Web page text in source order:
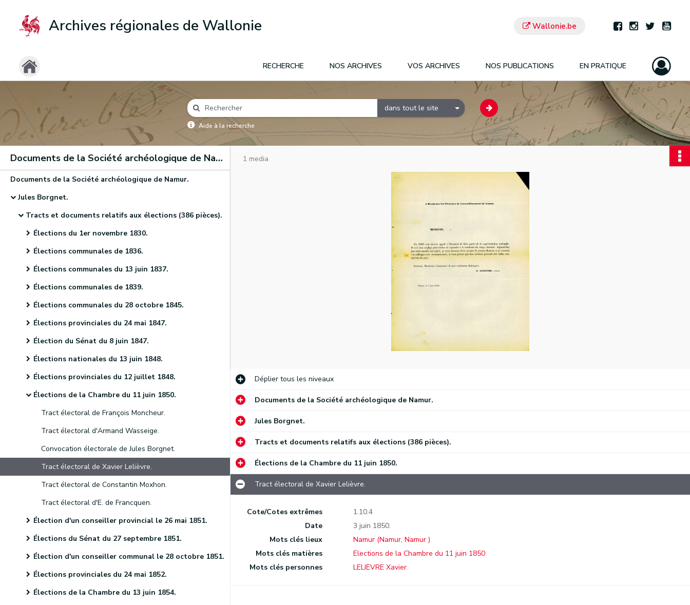
Archives régionales de Wallonie Wallonie.be
RECHERCHE NOS ARCHIVES VOS ARCHIVES NOS PUBLICATIONS EN PRATIQUE
dans tout le site
Aide à la recherche
Documents de la Société archéologique de Namur
Documents de la Société archéologique de Namur.
Jules Borgnet.
Tracts et documents relatifs aux élections (386 pièces).
Élections du 1er novembre 1830.
Élections communales de 1836.
Élections communales du 13 juin 1837.
Élections communales de 1839.
Élections communales du 28 octobre 1845.
Élections provinciales du 24 mai 1847.
Élection du Sénat du 8 juin 1847.
Élections nationales du 13 juin 1848.
Élections provinciales du 12 juillet 1848.
Élections de la Chambre du 11 juin 1850.
Tract électoral de François Moncheur.
Tract électoral d'Armand Wasseige.
Convocation électorale de Jules Borgnet.
Tract électoral de Xavier Lelièvre.
Tract électoral de Constantin Moxhon.
Tract électoral d'E. de Francquen.
Élection d'un conseiller provincial le 26 mai 1851.
Élections du Sénat du 27 septembre 1851.
Élection d'un conseiller communal le 28 octobre 1851.
Élections provinciales du 24 mai 1852.
Élections de la Chambre du 13 juin 1854.
1 media
Dépliertous les niveaux
Documents de la Société archéologique de Namur.
Jules Borgnet.
Tracts et documents relatifs aux élections (386 pièces).
Élections de la Chambre du 11 juin 1850.
Tract électoral de Xavier Lelièvre.
Cote/Cotes extrêmes
1.10.4
Date
3 juin 1850.
Mots clés lieux
Namur (Namur, Namur )
Mots clés matières
Élections de la Chambre du 11 juin 1850
Mots clés personnes
LELIÈVRE Xavier